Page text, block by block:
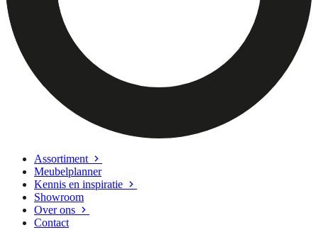
Assortiment
Meubelplanner
Kennis en inspiratie
Showroom
Over ons
Contact